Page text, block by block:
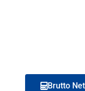
Brutto